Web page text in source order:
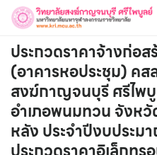
Skip
content
ประกวดราคาจ้างก่อส
(อาคารหอประชุม) ค
สงฆ์กาญจนบุรี ศรีไพ
อำเภอพนมทวน จังห
หลัง ประจำปีงบประ